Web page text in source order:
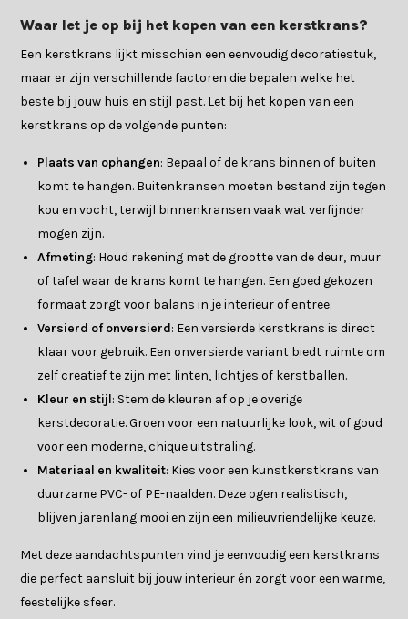
Waar let je op bij het kopen van een kerstkrans?
Een kerstkrans lijkt misschien een eenvoudig decoratiestuk,
maar er zijn verschillende factoren die bepalen welke het
beste bij jouw huis en stijl past. Let bij het kopen van een
kerstkrans op de volgende punten:
Plaats van ophangen: Bepaal of de krans binnen of buiten
komt te hangen. Buitenkransen moeten bestand zijn tegen
kou en vocht, terwijl binnenkransen vaak wat verfijnder
mogen zijn.
Afmeting: Houd rekening met de grootte van de deur, muur
of tafel waar de krans komt te hangen. Een goed gekozen
formaat zorgt voor balans in je interieur of entree.
Versierd of onversierd: Een versierde kerstkrans is direct
klaar voor gebruik. Een onversierde variant biedt ruimte om
zelf creatief te zijn met linten, lichtjes of kerstballen.
Kleur en stijl: Stem de kleuren af op je overige
kerstdecoratie. Groen voor een natuurlijke look, wit of goud
voor een moderne, chique uitstraling.
Materiaal en kwaliteit: Kies voor een kunstkerstkrans van
duurzame PVC- of PE-naalden. Deze ogen realistisch,
blijven jarenlang mooi en zijn een milieuvriendelijke keuze.
Met deze aandachtspunten vind je eenvoudig een kerstkrans
die perfect aansluit bij jouw interieur én zorgt voor een warme,
feestelijke sfeer.